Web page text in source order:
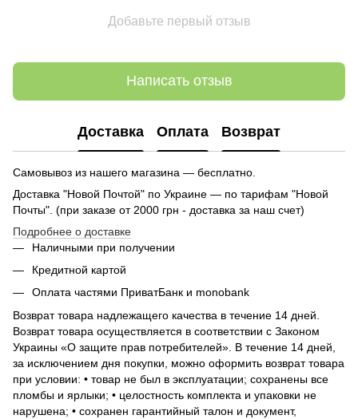
Добавьте первый отзыв
Написать отзыв
Доставка Оплата Возврат
Самовывоз из нашего магазина — бесплатно.
Доставка "Новой Почтой" по Украине — по тарифам "Новой
Почты". (при заказе от 2000 грн - доставка за наш счет)
Подробнее о доставке
Наличными при получении
Кредитной картой
Оплата частями ПриватБанк и monobank
Возврат товара надлежащего качества в течение 14 дней.
Возврат товара осуществляется в соответствии с Законом
Украины «О защите прав потребителей». В течение 14 дней,
за исключением дня покупки, можно оформить возврат товара
при условии: • товар не был в эксплуатации; сохранены все
пломбы и ярлыки; • целостность комплекта и упаковки не
нарушена; • сохранен гарантийный талон и документ,